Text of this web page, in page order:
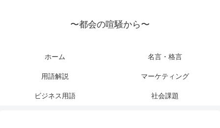
〜都会の喧騒から〜
ホーム 名言・格言
用語解説 マーケティング
ビジネス用語 社会課題